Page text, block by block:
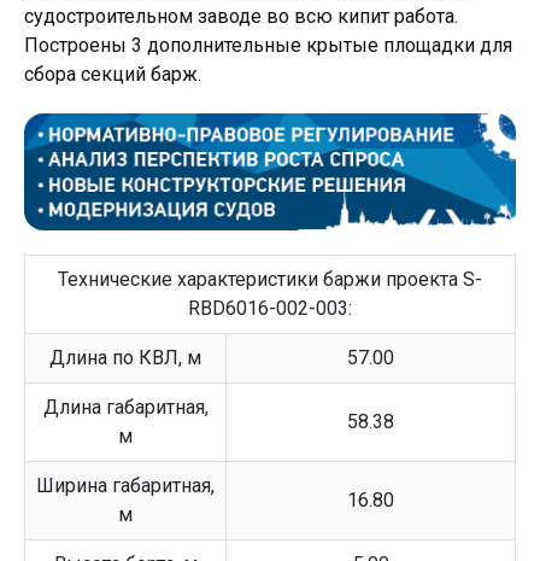
судостроительном заводе во всю кипит работа.
Построены 3 дополнительные крытые площадки для
сбора секций барж.
Технические характеристики баржи проекта S-
RBD6016-002-003:
Длина по КВЛ, м 57.00
Длина габаритная,
м
58.38
Ширина габаритная,
м
16.80